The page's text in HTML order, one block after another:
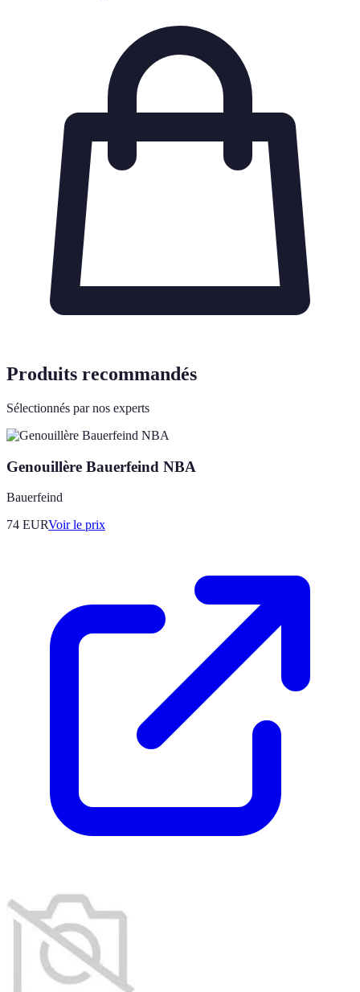
Produits recommandés
Sélectionnés par nos experts
Genouillère Bauerfeind NBA
Bauerfeind
74 EURVoir le prix